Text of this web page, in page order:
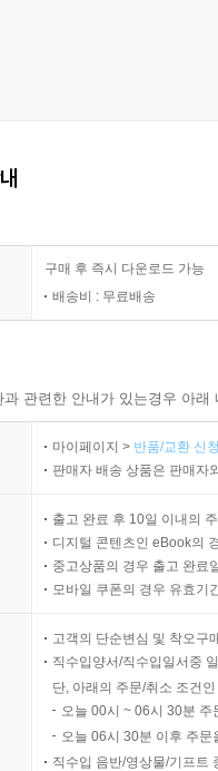
에 대한 세부적인 금액까
이었던 셈이다. 그렇다면
구성해야 한다. 예정된
에게 다가가는 방식의 전
예측하지 못한 방식으로
어가는 데는 스마트폰 사
작은 감시자들이 활개치고
인인 경우도 있지만 당신
이다. 집 밖을 나서는 순간
되는 것 또한 각오해야 한
이브리드 패치워크
어지고 있다. 더 새로운
을 통해, 패치워크는 정체
/ ‘판’을 펼쳐라
디어ㆍ상품ㆍ기술ㆍ사
부가가치를 생성하는 원동
석의 재해석
적으로 사용하는 용도의
데 실마리가 돼 줄 수 있을 것
실현은 가능한, 우연인 듯
아닌 무작위한 상황과 우
에게 각광받는 즐거움이 될
me / 관음의 시대, ‘스몰브
구매 후 즉시 다운로드 가능
배송비 : 무료배송
관련한 안내가 있는경우 아
마이페이지 > 반품/교환 신
판매자 배송 상품은 판매자
출고 완료 후 10일 이내의
디지털 콘텐츠인 eBook의
중고상품의 경우 출고 완료
모바일 쿠폰의 경우 유효기
고객의 단순변심 및 착오구
직수입양서/직수입일서중
단, 아래의 주문/취소 조건
오늘 00시 ~ 06시 30분
오늘 06시 30분 이후 주
직수입 음반/영상물/기프트